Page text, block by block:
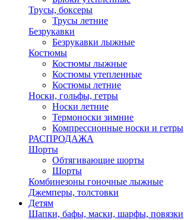
Трусы, боксеры
Трусы летние
Безрукавки
Безрукавки лыжные
Костюмы
Костюмы лыжные
Костюмы утепленные
Костюмы летние
Носки, гольфы, гетры
Носки летние
Термоноски зимние
Компрессионные носки и гетры
РАСПРОДАЖА
Шорты
Обтягивающие шорты
Шорты
Комбинезоны гоночные лыжные
Джемперы, толстовки
Детям
Шапки, бафы, маски, шарфы, повязки